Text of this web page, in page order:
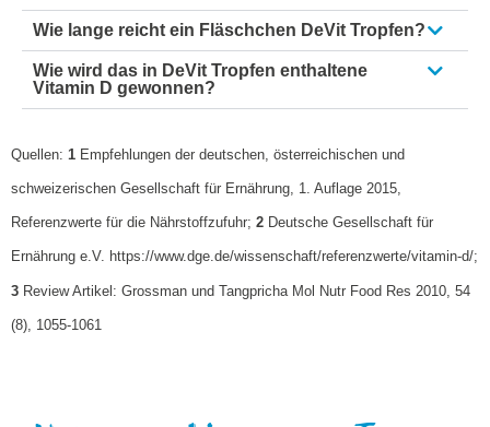
Wie lange reicht ein Fläschchen DeVit Tropfen?
Wie wird das in DeVit Tropfen enthaltene
Vitamin D gewonnen?
Quellen: 1 Empfehlungen der deutschen, österreichischen und
schweizerischen Gesellschaft für Ernährung, 1. Auflage 2015,
Referenzwerte für die Nährstoffzufuhr; 2 Deutsche Gesellschaft für
Ernährung e.V. https://www.dge.de/wissenschaft/referenzwerte/vitamin-d/;
3 Review Artikel: Grossman und Tangpricha Mol Nutr Food Res 2010, 54
(8), 1055-1061